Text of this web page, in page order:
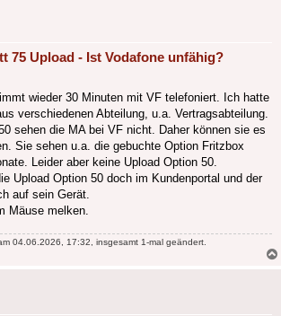
75 Upload - Ist Vodafone unfähig?
wieder 30 Minuten mit VF telefoniert. Ich hatte
verschiedenen Abteilung, u.a. Vertragsabteilung.
sehen die MA bei VF nicht. Daher können sie es
Sie sehen u.a. die gebuchte Option Fritzbox
Leider aber keine Upload Option 50.
Upload Option 50 doch im Kundenportal und der
auf sein Gerät.
Mäuse melken.
04.06.2026, 17:32, insgesamt 1-mal geändert.